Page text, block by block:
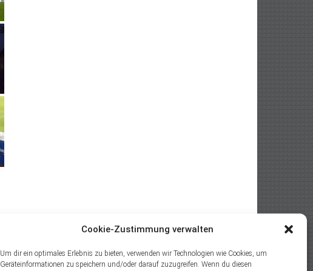
Cookie-Zustimmung verwalten
Um dir ein optimales Erlebnis zu bieten, verwenden wir Technologien wie Cookies, um
Geräteinformationen zu speichern und/oder darauf zuzugreifen. Wenn du diesen